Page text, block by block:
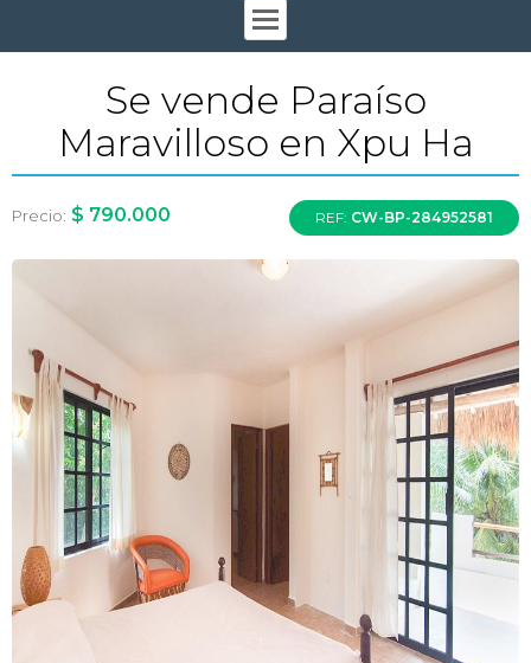
Se vende Paraíso
Maravilloso en Xpu Ha
Precio: $ 790.000 REF: CW-BP-284952581